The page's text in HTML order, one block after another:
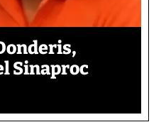
Sinaproc